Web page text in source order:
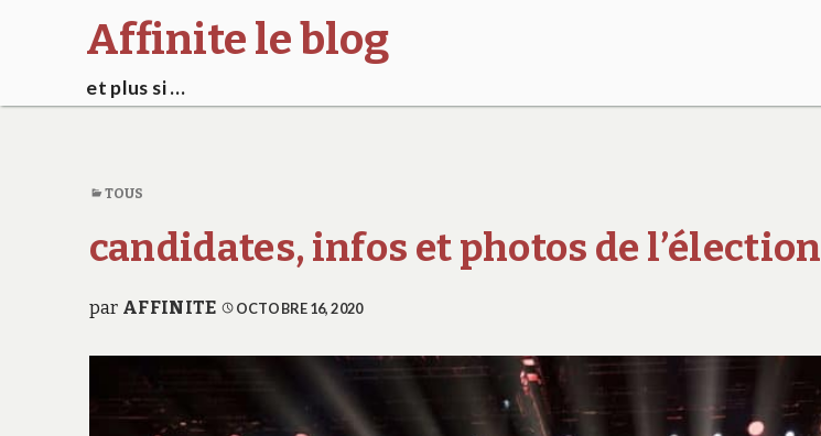
Affinite le blog
et plus si …
TOUS
candidates, infos et photos de l’élection
par AFFINITE OCTOBRE 16, 2020